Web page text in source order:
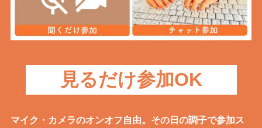
見るだけ参加OK
マイク・カメラのオンオフ自由。その日の調子で参加ス